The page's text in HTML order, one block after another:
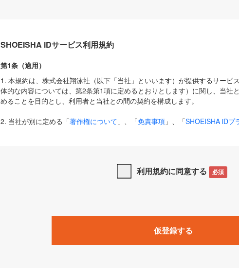
SHOEISHA iDサービス利用規約
第1条（適用）
1. 本規約は、株式会社翔泳社（以下「当社」といいます）が提供するサービ
体的な内容については、第2条第1項に定めるとおりとします）に関し、当社
めることを目的とし、利用者と当社との間の契約を構成します。
2. 当社が別に定める「著作権について 」、「免責事項 」、「SHOEISHA iDプ
は、本規約の規定が優先して適用されるものとします。
1. 「本サービス」とは、当社が提供する以下のサービス（名称や内容が変更
みます）及びこれらサービスに関連して当社が実施するイベントやキャンペー
「SEBook」「SEShop」「CodeZine」「MarkeZine」「EnterpriseZine」「
利用規約に同意する 必須
仮登録する